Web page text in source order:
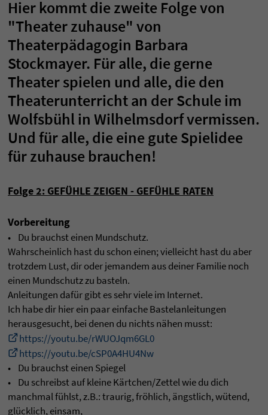
Hier kommt die zweite Folge von
"Theater zuhause" von
Theaterpädagogin Barbara
Stockmayer. Für alle, die gerne
Theater spielen und alle, die den
Theaterunterricht an der Schule im
Wolfsbühl in Wilhelmsdorf vermissen.
Und für alle, die eine gute Spielidee
für zuhause brauchen!
Folge 2: GEFÜHLE ZEIGEN - GEFÜHLE RATEN
Vorbereitung
• Du brauchst einen Mundschutz.
Wahrscheinlich hast du schon einen; vielleicht hast du aber
trotzdem Lust, dir oder jemandem aus deiner Familie noch
einen Mundschutz zu basteln.
Anleitungen dafür gibt es sehr viele im Internet.
Ich habe dir hier ein paar einfache Bastelanleitungen
herausgesucht, bei denen du nichts nähen musst:
https://youtu.be/rWUOJqm6GL0
https://youtu.be/cSP0A4HU4Nw
• Du brauchst einen Spiegel
• Du schreibst auf kleine Kärtchen/Zettel wie du dich
manchmal fühlst, z.B.: traurig, fröhlich, ängstlich, wütend,
glücklich, einsam,